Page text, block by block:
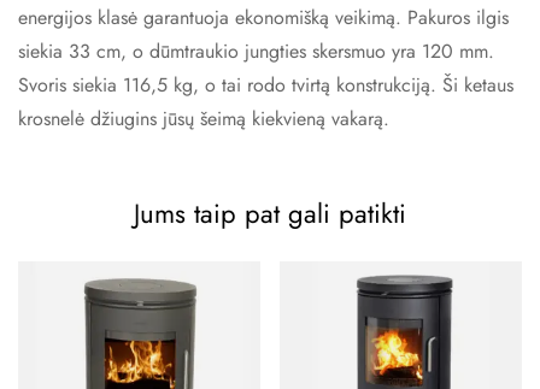
energijos klasė garantuoja ekonomišką veikimą. Pakuros ilgis
siekia 33 cm, o dūmtraukio jungties skersmuo yra 120 mm.
Svoris siekia 116,5 kg, o tai rodo tvirtą konstrukciją. Ši ketaus
krosnelė džiugins jūsų šeimą kiekvieną vakarą.
Jums taip pat gali patikti